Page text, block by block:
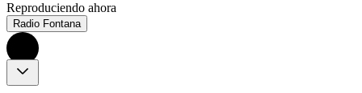
Reproduciendo ahora
Radio Fontana